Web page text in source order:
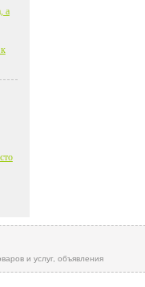
а
и услуг, объявления